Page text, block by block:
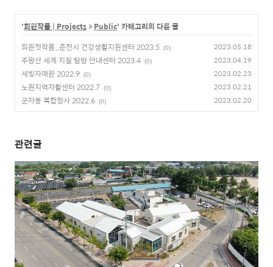
'회원작품 | Projects > Public' 카테고리의 다른 글
회원첫작품_춘천시 건강생활지원센터 2023.5 (0) 2023.05.18
주왕산 세계 지질 탐방 안내센터 2023.4 (0) 2023.04.19
세빛자매원 2022.9 (0) 2023.02.23
노원지역자활센터 2022.7 (0) 2023.02.21
군자동 복합청사 2022.6 (0) 2023.02.20
관련글